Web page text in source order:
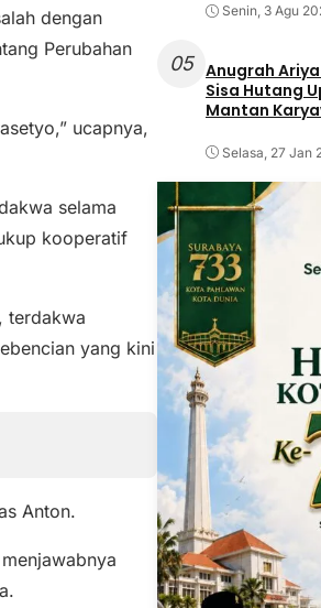
dengan
Perubahan
ucapnya,
selama
kooperatif
terdakwa
yang kini
Anton.
Senin, 3 Agu
05 Anugrah
Sisa Hutang
Mantan
Selasa, 27 Jan